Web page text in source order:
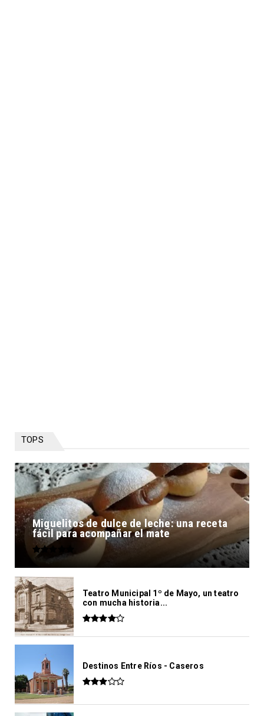
TOPS
Miguelitos de dulce de leche: una receta
fácil para acompañar el mate
Teatro Municipal 1º de Mayo, un teatro
con mucha historia...
Destinos Entre Ríos - Caseros